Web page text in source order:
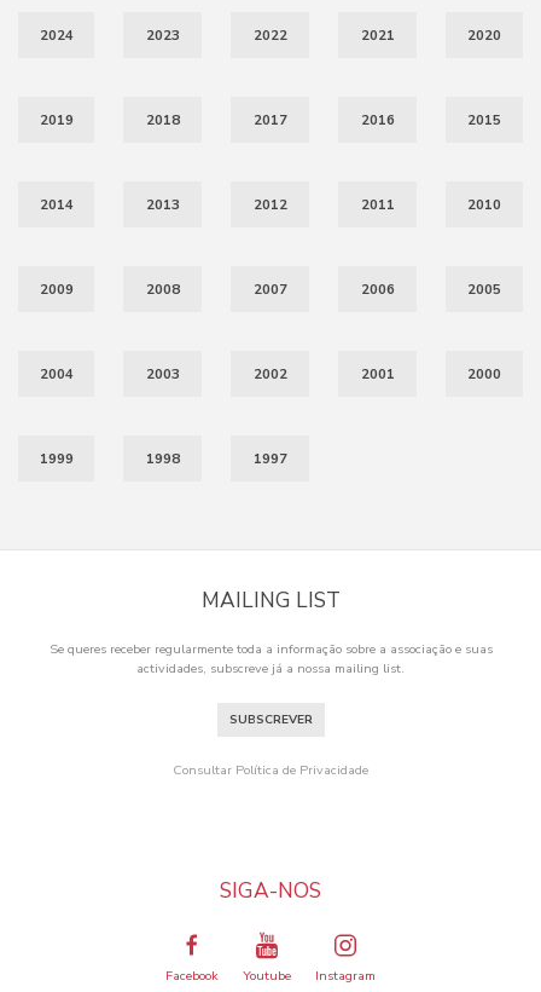
2024 2023 2022 2021 2020
2019 2018 2017 2016 2015
2014 2013 2012 2011 2010
2009 2008 2007 2006 2005
2004 2003 2002 2001 2000
1999 1998 1997
MAILING LIST
Se queres receber regularmente toda a informação sobre a associação e suas
actividades, subscreve já a nossa mailing list.
SUBSCREVER
Consultar Política de Privacidade
SIGA-NOS
Facebook Youtube Instagram